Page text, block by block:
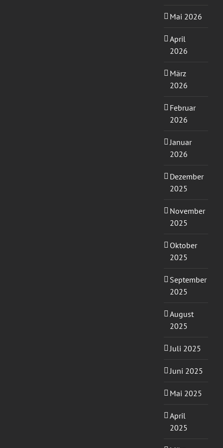
Mai 2026
April
2026
März
2026
Februar
2026
Januar
2026
Dezember
2025
November
2025
Oktober
2025
September
2025
August
2025
Juli 2025
Juni 2025
Mai 2025
April
2025